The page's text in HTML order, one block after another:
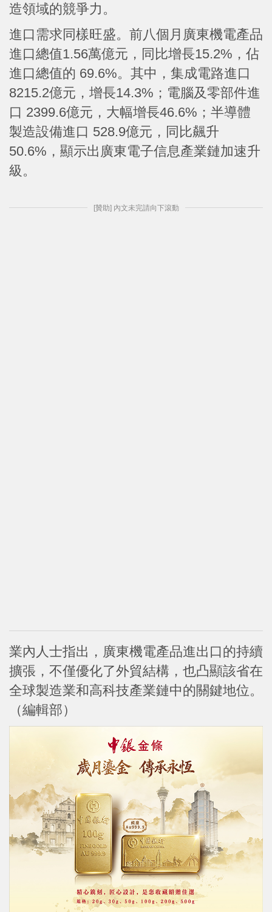
造領域的競爭力。
進口需求同樣旺盛。前八個月廣東機電產品
進口總值1.56萬億元，同比增長15.2%，佔
進口總值的 69.6%。其中，集成電路進口
8215.2億元，增長14.3%；電腦及零部件進
口 2399.6億元，大幅增長46.6%；半導體
製造設備進口 528.9億元，同比飆升
50.6%，顯示出廣東電子信息產業鏈加速升
級。
[贊助] 內文未完請向下滾動
業內人士指出，廣東機電產品進出口的持續
擴張，不僅優化了外貿結構，也凸顯該省在
全球製造業和高科技產業鏈中的關鍵地位。
（編輯部）